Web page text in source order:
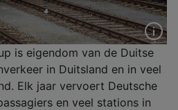
is eigendom van de Duitse
in Duitsland en in veel
Elk jaar vervoert Deutsche
en veel stations in